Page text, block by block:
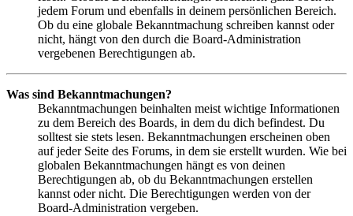
jedem Forum und ebenfalls in deinem persönlichen Bereich.
Ob du eine globale Bekanntmachung schreiben kannst oder
nicht, hängt von den durch die Board-Administration
vergebenen Berechtigungen ab.
Was sind Bekanntmachungen?
Bekanntmachungen beinhalten meist wichtige Informationen
zu dem Bereich des Boards, in dem du dich befindest. Du
solltest sie stets lesen. Bekanntmachungen erscheinen oben
auf jeder Seite des Forums, in dem sie erstellt wurden. Wie bei
globalen Bekanntmachungen hängt es von deinen
Berechtigungen ab, ob du Bekanntmachungen erstellen
kannst oder nicht. Die Berechtigungen werden von der
Board-Administration vergeben.